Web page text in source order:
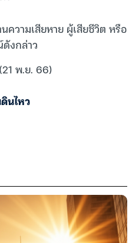
ความเสียหาย ผู้เสียชีวิต หรือ
งกล่าว
พ.ย. 66)
นไหว